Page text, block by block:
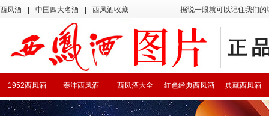
西凤酒 中国四大名酒 西凤酒收藏 据说一眼就可以记住我们
典藏西凤酒
红色经典西凤酒
西凤酒大全
秦沣西凤酒
1952西凤酒